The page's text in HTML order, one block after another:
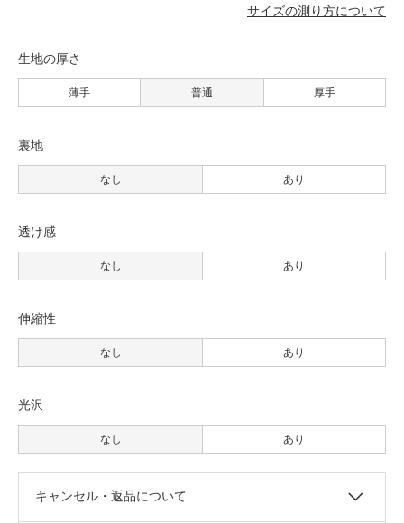
サイズの測り方について
生地の厚さ
薄手 普通 厚手
裏地
なし あり
透け感
なし あり
伸縮性
なし あり
光沢
なし あり
キャンセル・返品について